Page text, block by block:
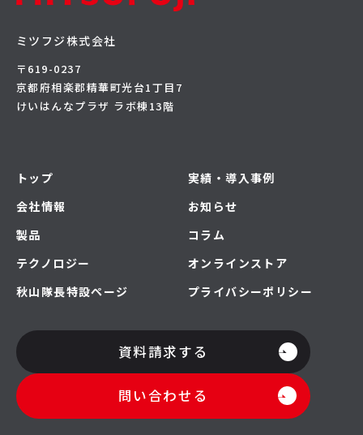
ミツフジ株式会社
〒619-0237
京都府相楽郡精華町光台1丁目7
けいはんなプラザ ラボ棟13階
トップ
会社情報
製品
テクノロジー
秋山隊長特設ページ
実績・導入事例
お知らせ
コラム
オンラインストア
プライバシーポリシー
資料請求する
問い合わせる